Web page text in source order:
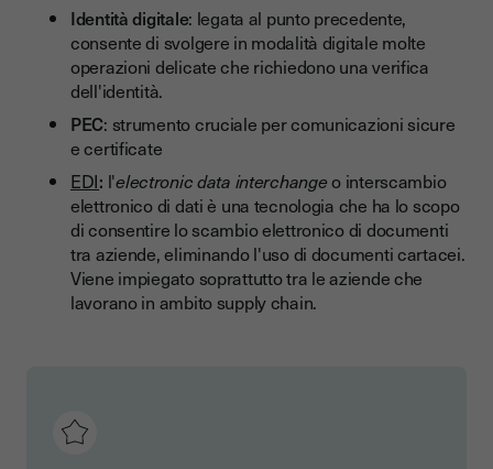
Identità digitale: legata al punto precedente,
consente di svolgere in modalità digitale molte
operazioni delicate che richiedono una verifica
dell'identità.
PEC: strumento cruciale per comunicazioni sicure
e certificate
EDI: l'electronic data interchangeo interscambio
elettronico di dati è una tecnologia che ha lo scopo
di consentire lo scambio elettronico di documenti
tra aziende, eliminando l'uso di documenti cartacei.
Viene impiegato soprattutto tra le aziende che
lavorano in ambito supply chain.